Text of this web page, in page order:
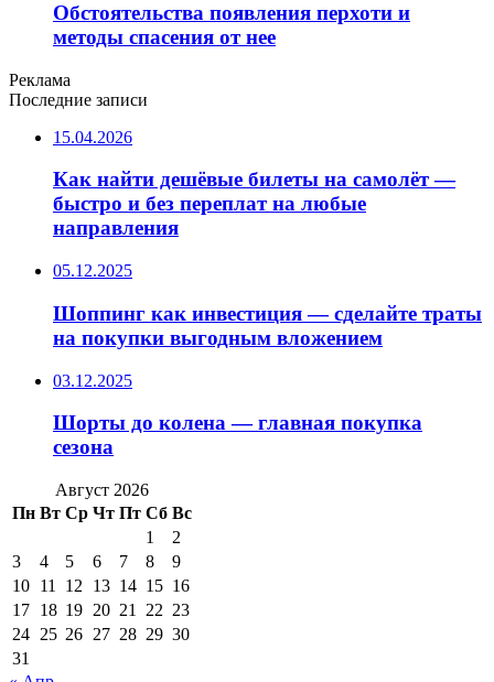
Обстоятельства появления перхоти и
методы спасения от нее
Реклама
Последние записи
15.04.2026
Как найти дешёвые билеты на самолёт —
быстро и без переплат на любые
направления
05.12.2025
Шоппинг как инвестиция — сделайте траты
на покупки выгодным вложением
03.12.2025
Шорты до колена — главная покупка
сезона
Август 2026
Пн Вт Ср Чт Пт Сб Вс
1
2
3
4 5 6 7 8
9
10 11 12 13 14 15 16
17 18 19 20 21 22 23
24 25 26 27 28 29 30
31